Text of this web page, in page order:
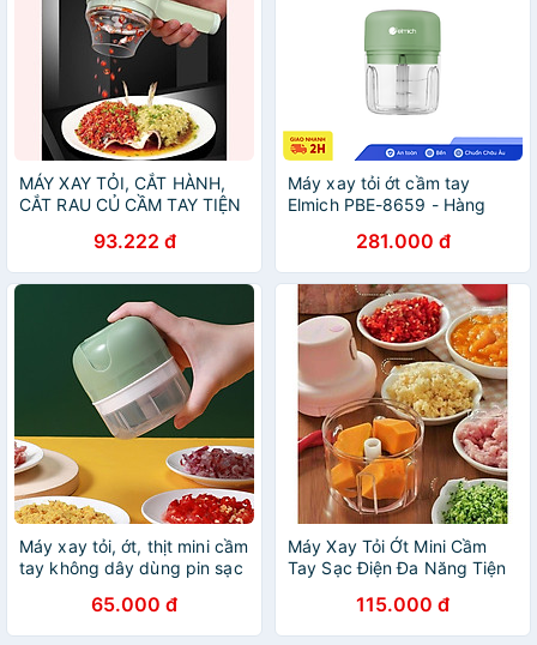
MÁY XAY TỎI, CẮT HÀNH,
CẮT RAU CỦ CẦM TAY TIỆN
93.222 đ
Máy xay tỏi ớt cầm tay
Elmich PBE-8659 - Hàng
281.000 đ
Máy xay tỏi, ớt, thịt mini cầm
tay không dây dùng pin sạc
65.000 đ
Máy Xay Tỏi Ớt Mini Cầm
Tay Sạc Điện Đa Năng Tiện
115.000 đ